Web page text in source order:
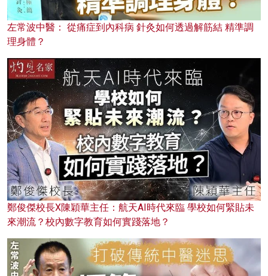
左常波中醫： 從痛症到內科病 針灸如何透過解筋結 精準調
理身體？
鄭俊傑校長X陳穎華主任：航天AI時代來臨 學校如何緊貼未
來潮流？校內數字教育如何實踐落地？